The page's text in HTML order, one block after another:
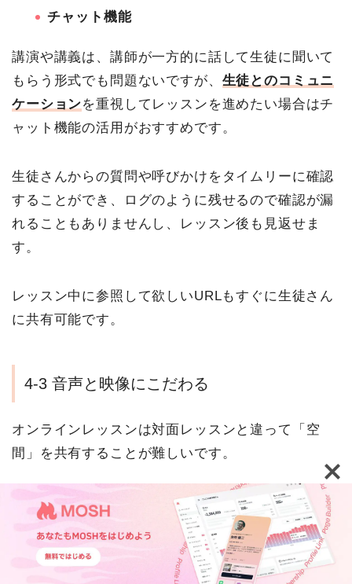
チャット機能
講演や講義は、講師が一方的に話して生徒に聞いて
もらう形式でも問題ないですが、 生徒とのコミュニ
ケーションを重視してレッスンを進めたい場合はチ
ャット機能の活用がおすすめです。
生徒さんからの質問や呼びかけをタイムリーに確認
することができ、ログのように残せるので確認が漏
れることもありませんし、レッスン後も見返せま
す。
レッスン中に参照して欲しいURLもすぐに生徒さん
に共有可能です。
4-3 音声と映像にこだわる
オンラインレッスンは対面レッスンと違って「空
間」を共有することが難しいです。
講師は 音声や映像を工夫
して「あたかもその場にい
るような」雰囲気作りを心がけましょう。
生徒さんにとって快適なオンラインレッスン作りの
活用事例 ウェビナー・イベント